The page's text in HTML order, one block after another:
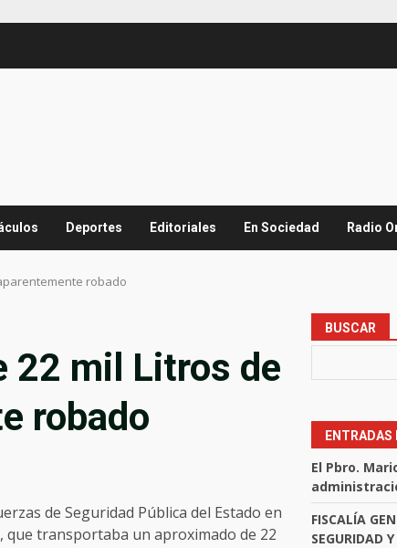
Deportes Editoriales En Sociedad Radio
robado
22 mil Litros de
robado
de Seguridad Pública del Estado en
transportaba un aproximado de 22
BUSCAR
ENTRADAS
El Pbro.
FISCALÍA
SEGURIDAD